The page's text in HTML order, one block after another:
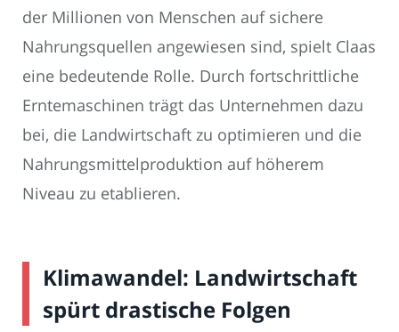
der Millionen von Menschen auf sichere
Nahrungsquellen angewiesen sind, spielt Claas
eine bedeutende Rolle. Durch fortschrittliche
Erntemaschinen trägt das Unternehmen dazu
bei, die Landwirtschaft zu optimieren und die
Nahrungsmittelproduktion auf höherem
Niveau zu etablieren.
Klimawandel: Landwirtschaft
spürt drastische Folgen